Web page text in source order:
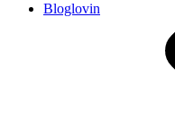
Bloglovin